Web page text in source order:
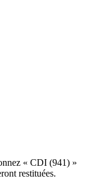
« CDI (941) »
restituées.